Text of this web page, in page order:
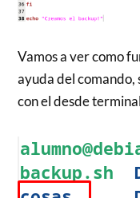
Vamos a ver como
ayuda del comando,
con el desde